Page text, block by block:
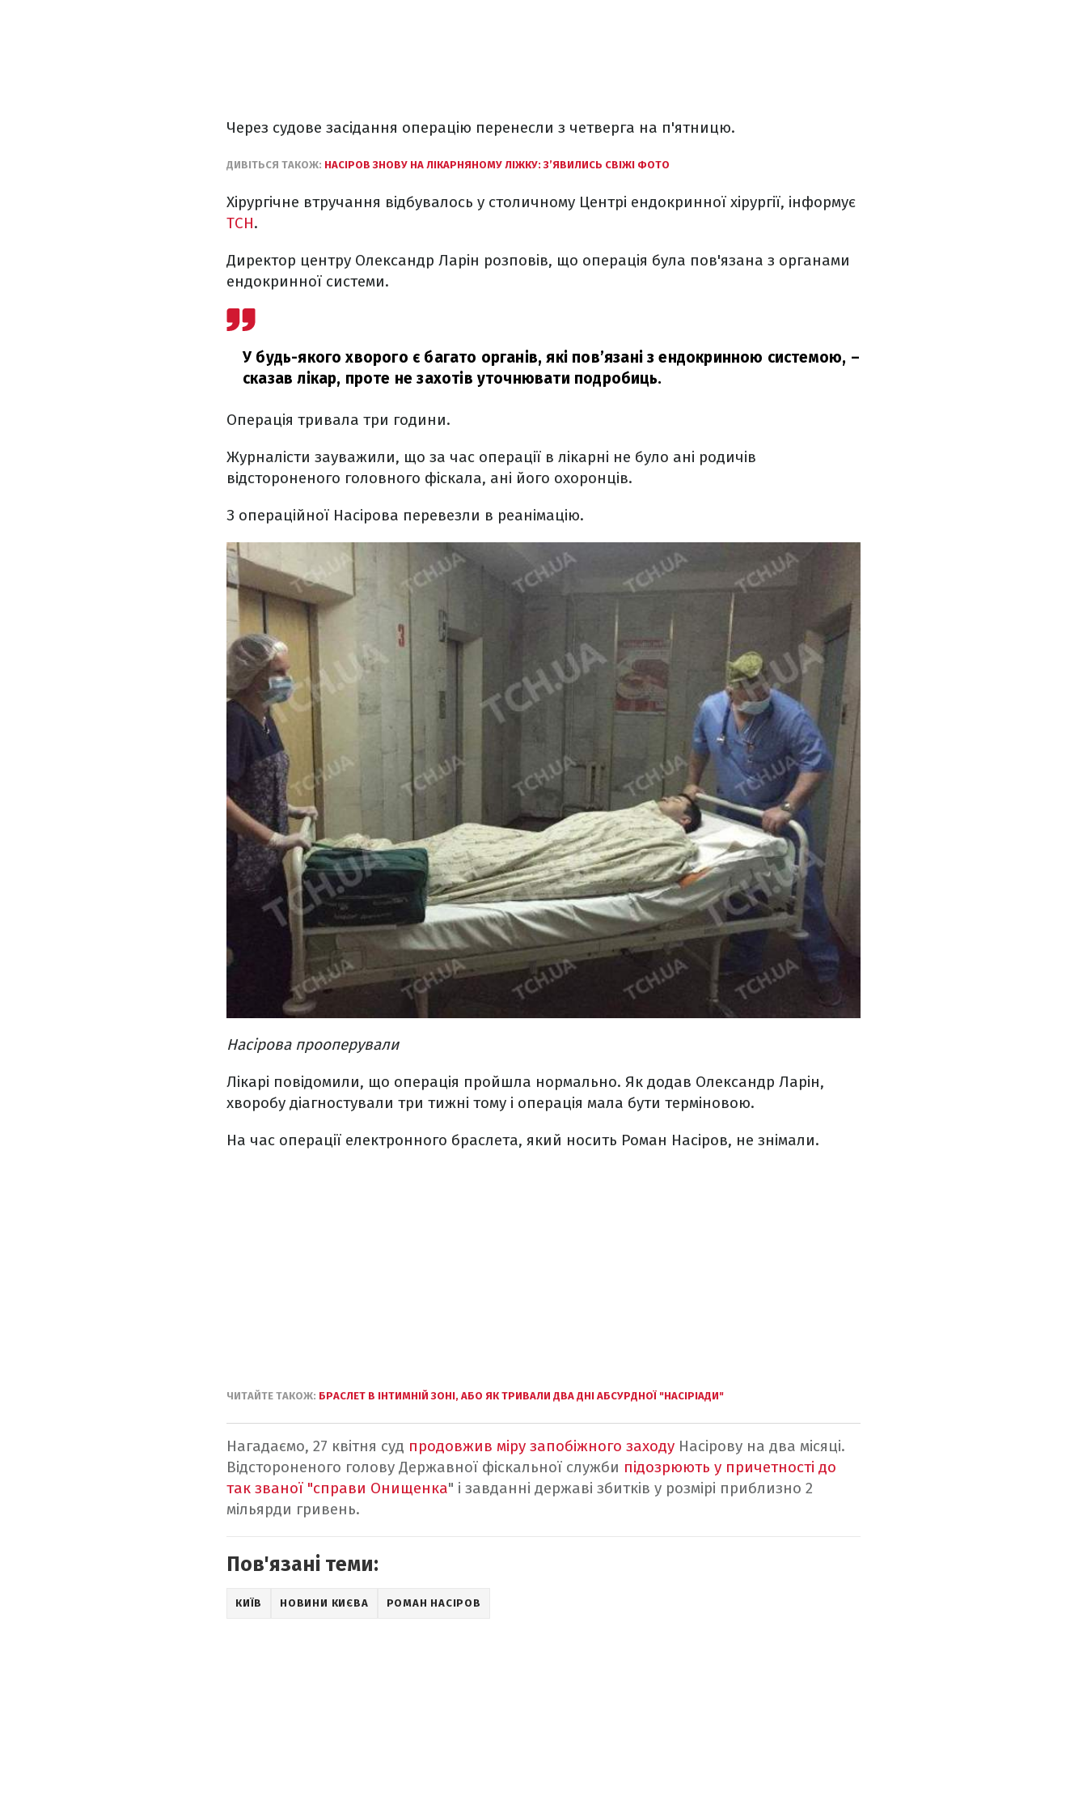
Через судове засідання операцію перенесли з четверга на п'ятницю.
ДИВІТЬСЯ ТАКОЖ: НАСІРОВ ЗНОВУ НА ЛІКАРНЯНОМУ ЛІЖКУ: З’ЯВИЛИСЬ СВІЖІ ФОТО
Хірургічне втручання відбувалось у столичному Центрі ендокринної хірургії, інформує
ТСН.
Директор центру Олександр Ларін розповів, що операція була пов'язана з органами
ендокринної системи.
У будь-якого хворого є багато органів, які пов’язані з ендокринною системою, –
сказав лікар, проте не захотів уточнювати подробиць.
Операція тривала три години.
Журналісти зауважили, що за час операції в лікарні не було ані родичів
відстороненого головного фіскала, ані його охоронців.
З операційної Насірова перевезли в реанімацію.
Насірова прооперували
Лікарі повідомили, що операція пройшла нормально. Як додав Олександр Ларін,
хворобу діагностували три тижні тому і операція мала бути терміновою.
На час операції електронного браслета, який носить Роман Насіров, не знімали.
ЧИТАЙТЕ ТАКОЖ: БРАСЛЕТ В ІНТИМНІЙ ЗОНІ, АБО ЯК ТРИВАЛИ ДВА ДНІ АБСУРДНОЇ "НАСІРІАДИ"
Нагадаємо, 27 квітня суд продовжив міру запобіжного заходу Насірову на два місяці.
Відстороненого голову Державної фіскальної служби підозрюють у причетності до
так званої "справи Онищенка" і завданні державі збитків у розмірі приблизно 2
мільярди гривень.
Пов'язані теми:
КИЇВ НОВИНИ КИЄВА РОМАН НАСІРОВ